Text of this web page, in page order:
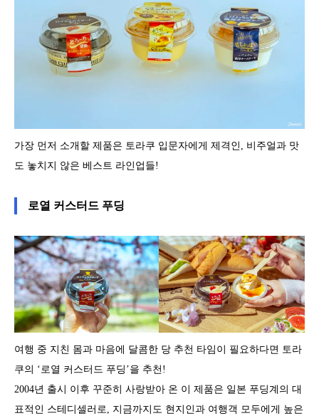
가장 먼저 소개할 제품은 토라쿠 입문자에게 제격인, 비주얼과 맛
도 놓치지 않은 베스트 라인업들!
로열 커스터드 푸딩
여행 중 지친 몸과 마음에 달콤한 당 추천 타임이 필요하다면 토라
쿠의 ‘로열 커스터드 푸딩’을 추천!
2004년 출시 이후 꾸준히 사랑받아 온 이 제품은 일본 푸딩계의 대
표적인 스테디셀러로, 지금까지도 현지인과 여행객 모두에게 높은